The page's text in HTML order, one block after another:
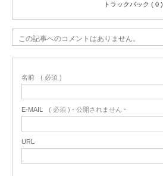
トラックバック ( 0 )
この記事へのコメントはありません。
名前 ( 必須 )
E-MAIL ( 必須 ) - 公開されません -
URL